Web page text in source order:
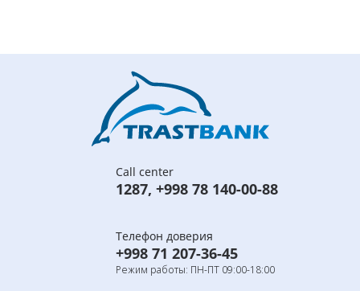
Call center
1287, +998 78 140-00-88
Телефон доверия
+998 71 207-36-45
Режим работы: ПН-ПТ 09:00-18:00